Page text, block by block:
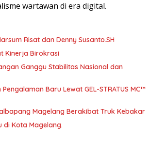
wartawan di era digital.
Risat dan Denny Susanto.SH
Kinerja Birokrasi
Ganggu Stabilitas Nasional dan
Baru Lewat GEL-STRATUS MC™
Magelang Berakibat Truk Kebakar
di Kota Magelang.